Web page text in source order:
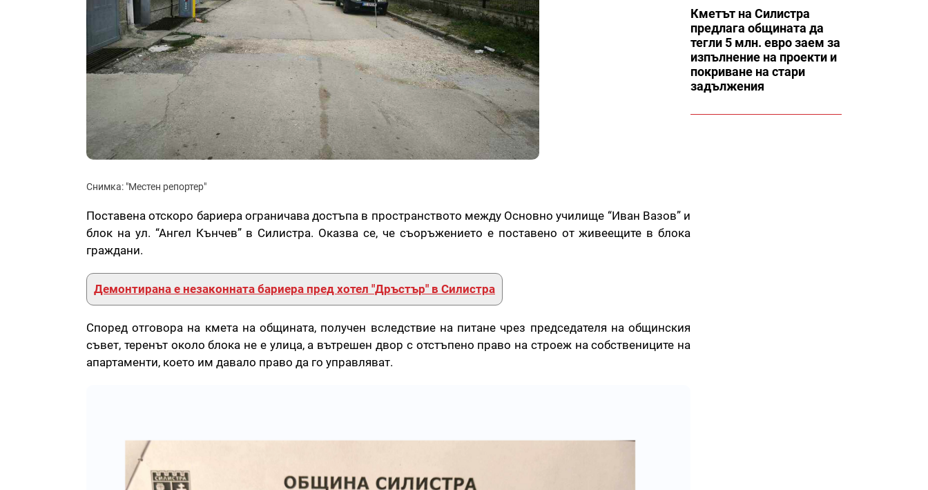
Снимка: "Местен репортер"
Поставена отскоро бариера ограничава достъпа в пространството между Основно училище “Иван Вазов” и
блок на ул. “Ангел Кънчев” в Силистра. Оказва се, че съоръжението е поставено от живеещите в блока
граждани.
Демонтирана е незаконната бариера пред хотел "Дръстър" в Силистра
Според отговора на кмета на общината, получен вследствие на питане чрез председателя на общинския
съвет, теренът около блока не е улица, а вътрешен двор с отстъпено право на строеж на собствениците на
апартаменти, което им давало право да го управляват.
Кметът на Силистра
предлага общината да
тегли 5 млн. евро заем за
изпълнение на проекти и
покриване на стари
задължения